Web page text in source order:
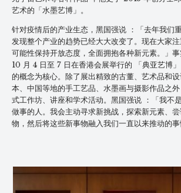
艺术的「水墨艺博」。
针对疫情后的产业生态，黑国强说 ：「去年我们
发现整个产业的趋势已经大大改变了。现在大家
可能性保持开放态度，全面拥抱各种新元素。」
10 月 4 日至 7 日在香港会展举行的 「典亚艺博
的概念为核心。除了展出精致的古董、艺术品和
本、中国等地的手工艺品、水墨画与摄影作品之
式工作坊、讲座和学术活动。黑国强说 ：「我不
做事的人。我会主动寻求新挑战，探索新元素、
物，然后将这些新事物融入我们一直以来推动的事